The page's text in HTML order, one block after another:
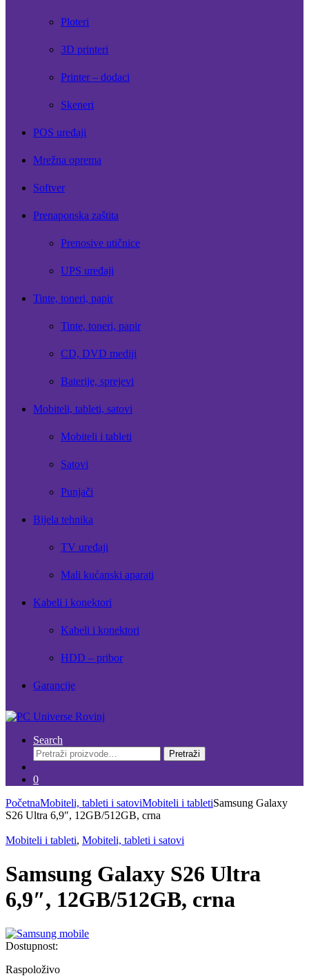
Ploteri
3D printeri
Printer – dodaci
Skeneri
POS uređaji
Mrežna oprema
Softver
Prenaponska zaštita
Prenosive utičnice
UPS uređaji
Tinte, toneri, papir
Tinte, toneri, papir
CD, DVD mediji
Baterije, sprejevi
Mobiteli, tableti, satovi
Mobiteli i tableti
Satovi
Punjači
Bijela tehnika
TV uređaji
Mali kućanski aparati
Kabeli i konektori
Kabeli i konektori
HDD – pribor
Garancije
Search
Pretraži:
Pretraži
0
PočetnaMobiteli, tableti i satoviMobiteli i tabletiSamsung Galaxy
S26 Ultra 6,9″, 12GB/512GB, crna
Mobiteli i tableti, Mobiteli, tableti i satovi
Samsung Galaxy S26 Ultra
6,9″, 12GB/512GB, crna
Dostupnost:
Raspoloživo